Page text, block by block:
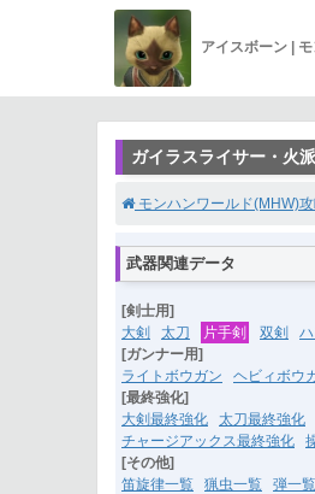
アイスボーン |
ガイラスライサー・火
モンハンワールド(MHW)
武器関連データ
[剣士用]
大剣
太刀 片手剣 双剣
[ガンナー用]
ライトボウガン
ヘビィボウ
[最終強化]
大剣最終強化
太刀最終強化
チャージアックス最終強化
[その他]
笛旋律一覧
猟虫一覧 弾一覧